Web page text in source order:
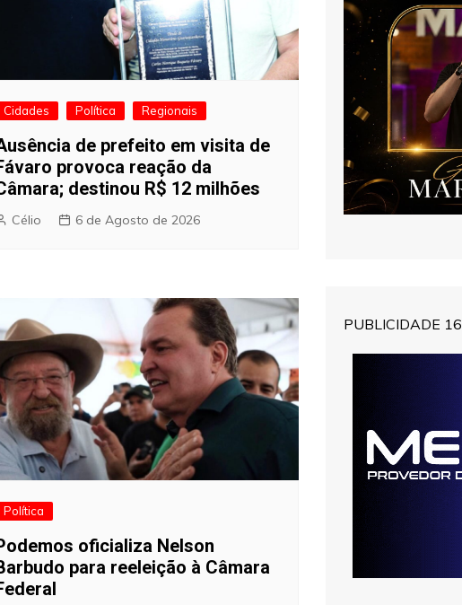
Cidades Política Regionais
de prefeito em visita de
provoca reação da
destinou R$ 12 milhões
Célio 6 de Agosto de 2026
Política
oficializa Nelson
para reeleição à Câmara
PUBLICIDADE 16